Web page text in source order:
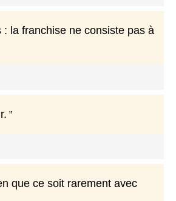
la franchise ne consiste pas à
que ce soit rarement avec